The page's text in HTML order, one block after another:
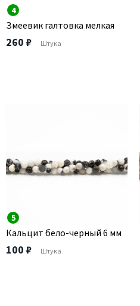
4
Змеевик галтовка мелкая
260 ₽ Штука
5
Кальцит бело-черный 6 мм
100 ₽ Штука